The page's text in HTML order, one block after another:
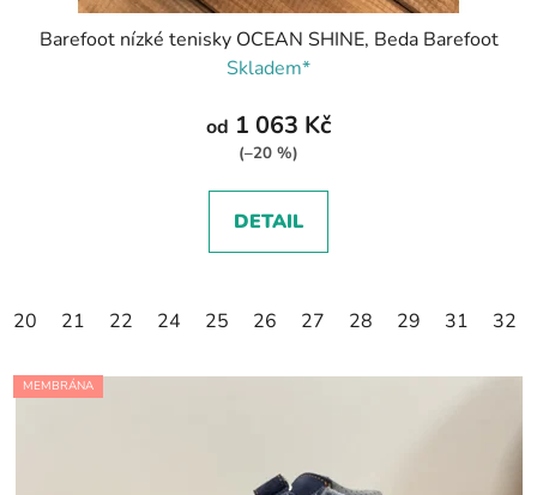
Barefoot nízké tenisky OCEAN SHINE, Beda Barefoot
Skladem*
od 1 063 Kč
(–20 %)
DETAIL
20 21 22 24 25 26 27 28 29 31 32
MEMBRÁNA